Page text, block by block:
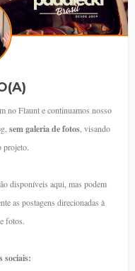
no Flaunt e continuamos nosso
sem galeria de fotos , visando
projeto.
disponíveis aqui, mas podem
as postagens direcionadas à
fotos.
sociais: